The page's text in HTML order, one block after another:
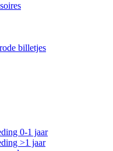
billetjes
0-1 jaar
>1 jaar